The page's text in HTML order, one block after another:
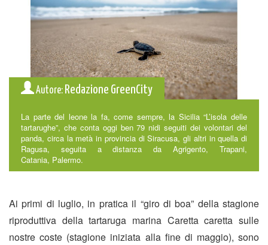
Autore: Redazione GreenCity
La parte del leone la fa, come sempre, la Sicilia “L’isola delle
tartarughe”, che conta oggi ben 79 nidi seguiti dei volontari del
panda, circa la metà in provincia di Siracusa, gli altri in quella di
Ragusa, seguita a distanza da Agrigento, Trapani,
Catania, Palermo.
Ai primi di luglio, in pratica il “giro di boa” della stagione
riproduttiva della tartaruga marina Caretta caretta sulle
nostre coste (stagione iniziata alla fine di maggio), sono